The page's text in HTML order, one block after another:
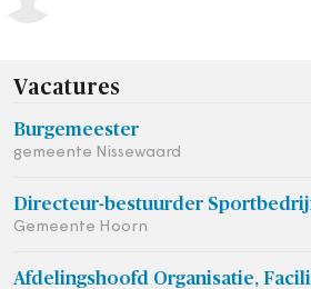
Vacatures
Burgemeester
gemeente Nissewaard
Directeur-bestuurder
Gemeente Hoorn
Afdelingshoofd Organisatie,